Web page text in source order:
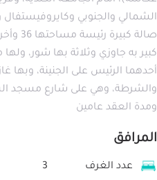
الشمالي والجنوبي
ومدة العقد عامين
المرافق
عدد الغرف 3